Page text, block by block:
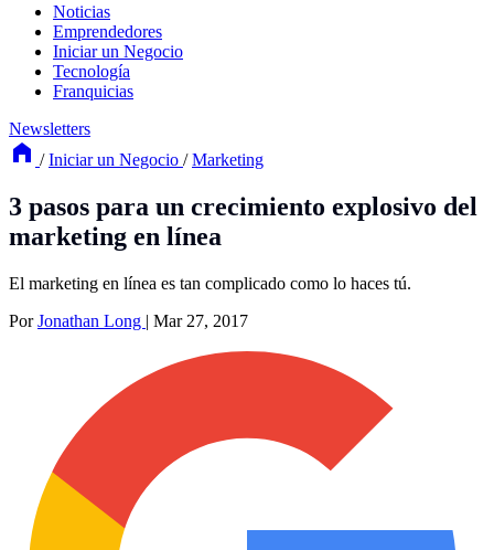
Noticias
Emprendedores
Iniciar un Negocio
Tecnología
Franquicias
Newsletters
/ Iniciar un Negocio / Marketing
3 pasos para un crecimiento explosivo del
marketing en línea
El marketing en línea es tan complicado como lo haces tú.
PorJonathan Long | Mar 27, 2017